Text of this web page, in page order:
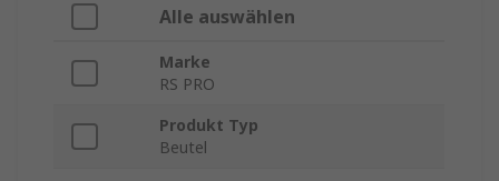
Alle auswählen
Marke
RS PRO
Produkt Typ
Beutel